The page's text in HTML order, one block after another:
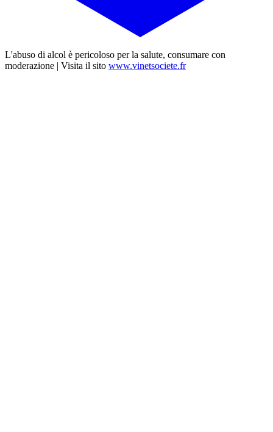
L'abuso di alcol è pericoloso per la salute, consumare con
moderazione | Visita il sito www.vinetsociete.fr